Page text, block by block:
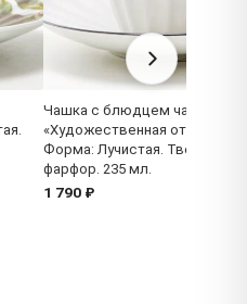
Чашка с блюдцем чайная
«Художественная отводка
Форма: Лучистая. Твердый
фарфор. 235 мл.
1 790 ₽